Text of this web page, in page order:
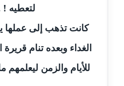
مدونة إيناس عراقي
عاملة
مدونة آيه ابو زهرة
لتعطيه !
كانت تذهب إلى عملها
الغداء وبعده تنام قريرة
للأيام والزمن ليعلمهم